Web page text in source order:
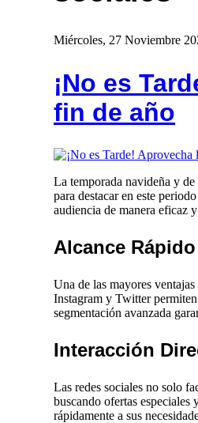
Miércoles, 27 Noviembre
¡No es
fin de año
La temporada navideña y de
para destacar en este
audiencia de manera eficaz
Alcance
Una de las mayores
Instagram y Twitter
segmentación avanzada
Interacción
Las redes sociales no solo
buscando ofertas especiales
rápidamente a sus